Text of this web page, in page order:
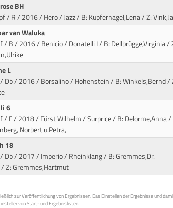
BH
/ R / 2016 / Hero / Jazz/ B: Kupfernagel,Lena / Z:
van Waluka
/ B / 2016 / Benicio / Donatelli I/ B: Dellbrügge,Virginia /
L
Db / 2016 / Borsalino / Hohenstein/ B: Winkels,Bernd /
6
/ F / 2018 / Fürst Wilhelm / Surprice/ B: Delorme,Anna /
Norbert u.Petra,
18
Db / 2017 / Imperio / Rheinklang/ B: Gremmes,Dr.
Z: Gremmes,Hartmut
zur Veröffentlichung von Ergebnissen. Das Einstellen der Ergebnisse und
von Start- und Ergebnislisten.